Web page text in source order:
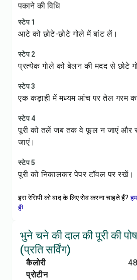
पकाने की विधि
स्टेप 1
आटे को छोटे-छोटे गोले में बांट लें।
स्टेप 2
प्रत्येक गोले को बेलन की मदद से छोटे
स्टेप 3
एक कड़ाही में मध्यम आंच पर तेल गरम
स्टेप 4
पूरी को तलें जब तक वे फूल न जाएं और
जाएं।
स्टेप 5
पूरी को निकालकर पेपर टॉवल पर रखें।
इस रेसिपी को बाद के लिए सेव करना चाहते हैं?
हैं!
भुने चने की दाल की पूरी की
(प्रति सर्विंग)
कैलोरी
प्रोटीन